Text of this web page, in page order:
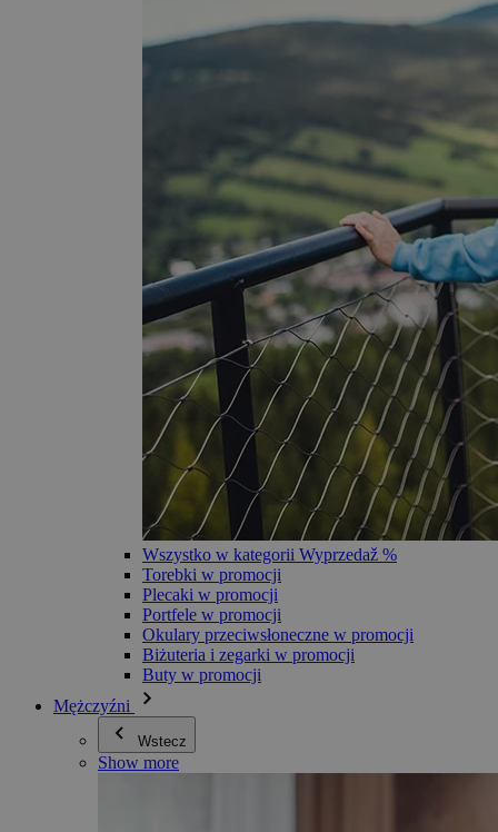
Wszystko w kategorii Wyprzedaž %
Torebki w promocji
Plecaki w promocji
Portfele w promocji
Okulary przeciwsłoneczne w promocji
Biżuteria i zegarki w promocji
Buty w promocji
Mężczyźni
Wstecz
Show more